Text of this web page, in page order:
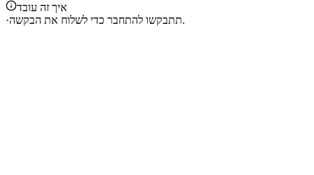
איך זה עובד
·
תתבקשו להתחבר כדי לשלוח את הבקשה.